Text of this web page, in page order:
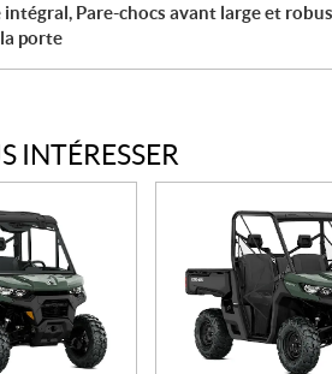
Pare-chocs avant large et
porte
INTÉRESSER